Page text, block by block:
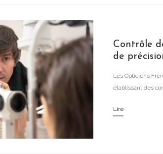
Contrôle
de
Les Opticiens
établissant des
Lire